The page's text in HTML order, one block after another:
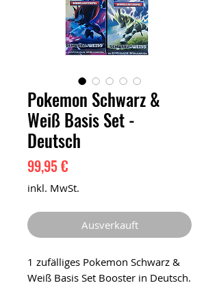
Pokemon Schwarz &
Weiß Basis Set -
Deutsch
99,95 €
inkl. MwSt.
Ausverkauft
1 zufälliges Pokemon Schwarz &
Weiß Basis Set Booster in Deutsch.